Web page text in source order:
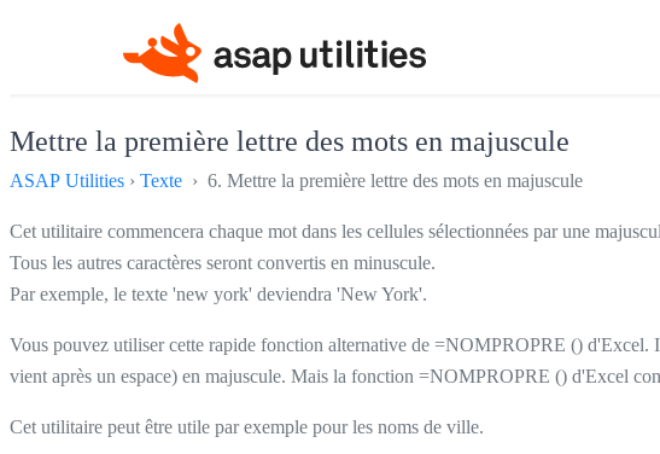
Mettre la première lettre des mots en majuscule
ASAP Utilities › Texte › 6. Mettre la première lettre des mots en majuscule
Cet utilitaire commencera chaque mot dans les cellules sélectionnées par une
Tous les autres caractères seront convertis en minuscule.
Par exemple, le texte 'new york' deviendra 'New York'.
Vous pouvez utiliser cette rapide fonction alternative de =NOMPROPRE ()
vient après un espace) en majuscule. Mais la fonction =NOMPROPRE () d'Excel
Cet utilitaire peut être utile par exemple pour les noms de ville.